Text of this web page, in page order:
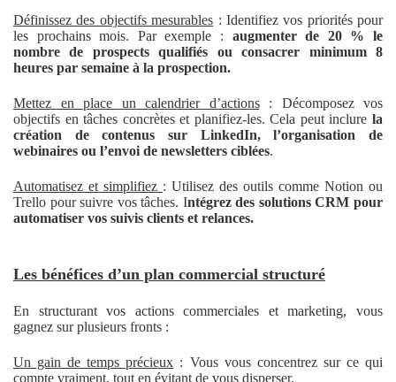
Définissez des objectifs mesurables : Identifiez vos priorités pour
les prochains mois. Par exemple : augmenter de 20 % le
nombre de prospects qualifiés ou consacrer minimum 8
heures par semaine à la prospection.
Mettez en place un calendrier d’actions: Décomposez vos
objectifs en tâches concrètes et planifiez-les. Cela peut inclure la
création de contenus sur LinkedIn, l’organisation de
webinaires ou l’envoi de newsletters ciblées.
Automatisez et simplifiez : Utilisez des outils comme Notion ou
Trello pour suivre vos tâches. Intégrez des solutions CRM pour
automatiser vos suivis clients et relances.
Les bénéfices d’un plan commercial structuré
En structurant vos actions commerciales et marketing, vous
gagnez sur plusieurs fronts :
Un gain de temps précieux : Vous vous concentrez sur ce qui
compte vraiment, tout en évitant de vous disperser.